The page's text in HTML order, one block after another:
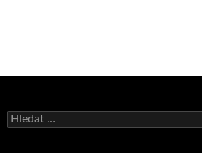
Vyhledávání
Andy Appleton obhájil dlouhodrážní titul!